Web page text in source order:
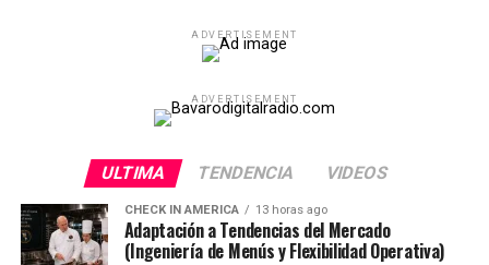
ADVERTISEMENT
ADVERTISEMENT
ULTIMA TENDENCIA VIDEOS
CHECK IN AMERICA 13 horas ago
Adaptación a Tendencias del Mercado
(Ingeniería de Menús y Flexibilidad Operativa)